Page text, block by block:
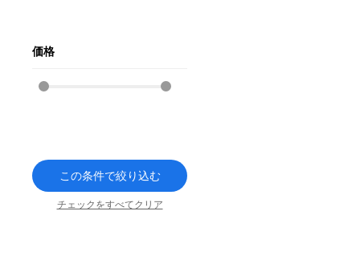
価格
この条件で絞り込む
チェックをすべてクリア